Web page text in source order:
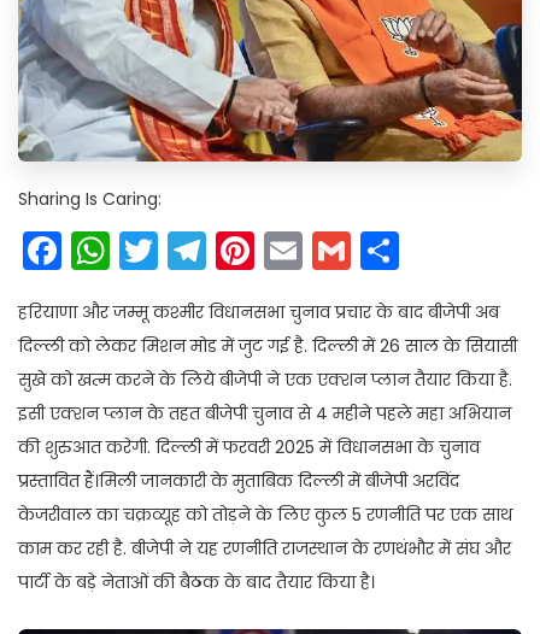
Sharing Is Caring:
Facebook
WhatsApp
Twitter
Telegram
Pinterest
EmailGmail
हरियाणा और जम्मू कश्मीर विधानसभा चुनाव प्रचार के बाद बीजेपी अब
दिल्ली को लेकर मिशन मोड में जुट गई है. दिल्ली में 26 साल के सियासी
सुखे को खत्म करने के लिये बीजेपी ने एक एक्शन प्लान तैयार किया है.
इसी एक्शन प्लान के तहत बीजेपी चुनाव से 4 महीने पहले महा अभियान
की शुरुआत करेगी. दिल्ली में फरवरी 2025 में विधानसभा के चुनाव
प्रस्तावित हैं।मिली जानकारी के मुताबिक दिल्ली में बीजेपी अरविंद
केजरीवाल का चक्रव्यूह को तोड़ने के लिए कुल 5 रणनीति पर एक साथ
काम कर रही है. बीजेपी ने यह रणनीति राजस्थान के रणथंभौर में संघ और
पार्टी के बड़े नेताओं की बैठक के बाद तैयार किया है।